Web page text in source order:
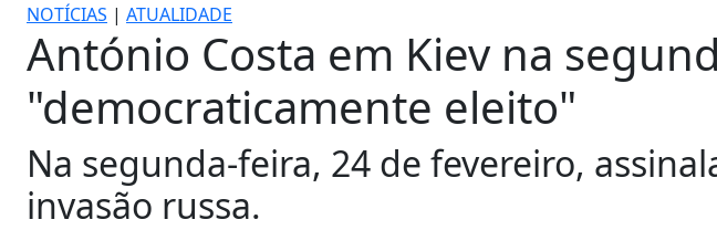
NOTÍCIAS | ATUALIDADE
António Costa em Kiev na
"democraticamente eleito"
Na segunda-feira, 24 de fevereiro,
invasão russa.